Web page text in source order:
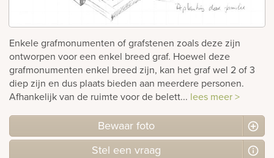
Enkele grafmonumenten of grafstenen zoals deze zijn
ontworpen voor een enkel breed graf. Hoewel deze
grafmonumenten enkel breed zijn, kan het graf wel 2 of 3
diep zijn en dus plaats bieden aan meerdere personen.
Afhankelijk van de ruimte voor de belett... lees meer >
Bewaar foto
Stel een vraag